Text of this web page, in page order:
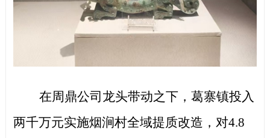
在周鼎公司龙头带动之下，葛寨镇投入
两千万元实施烟涧村全域提质改造，对4.8